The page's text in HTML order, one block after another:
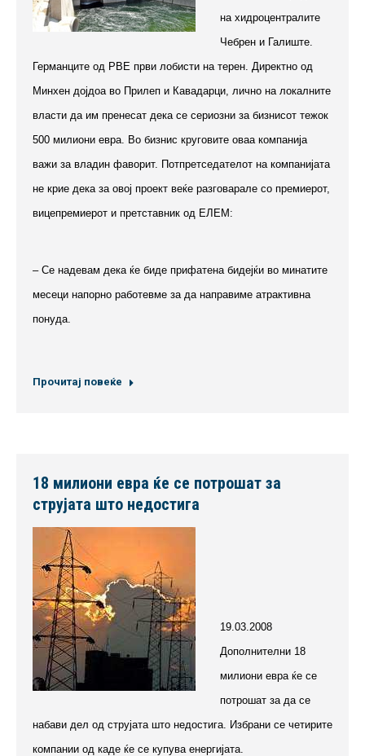
на хидроцентралите
Чебрен и Галиште.
Германците од РВЕ први лобисти на терен. Директно од
Минхен дојдоа во Прилеп и Кавадарци, лично на локалните
власти да им пренесат дека се сериозни за бизнисот тежок
500 милиони евра. Во бизнис круговите оваа компанија
важи за владин фаворит. Потпретседателот на компанијата
не крие дека за овој проект веќе разговарале со премиерот,
вицепремиерот и претставник од ЕЛЕМ:
– Се надевам дека ќе биде прифатена бидејќи во минатите
месеци напорно работевме за да направиме атрактивна
понуда.
Прочитај повеќе
18 милиони евра ќе се потрошат за
струјата што недостига
19.03.2008
Дополнителни 18
милиони евра ќе се
потрошат за да се
набави дел од струјата што недостига. Избрани се четирите
компании од каде ќе се купува енергијата.